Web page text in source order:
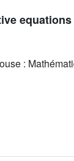
: